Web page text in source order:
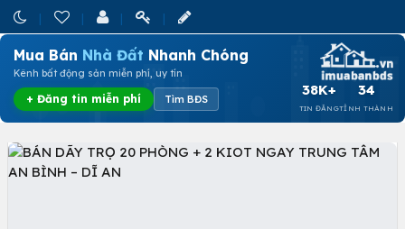
Mua Bán Nhà Đất Nhanh Chóng
Kênh bất động sản miễn phí, uy tín
+ Đăng tin miễn phí Tìm BĐS
38K+
TIN ĐĂNG
34
TỈNH THÀNH